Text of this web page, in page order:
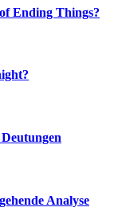
Ending Things?
Analyse